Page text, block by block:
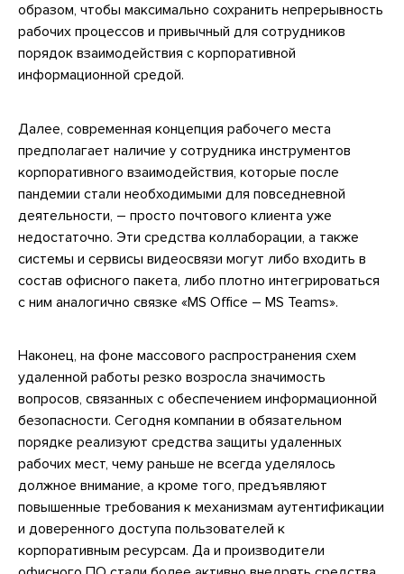
образом, чтобы максимально сохранить непрерывность
рабочих процессов и привычный для сотрудников
порядок взаимодействия с корпоративной
информационной средой.
Далее, современная концепция рабочего места
предполагает наличие у сотрудника инструментов
корпоративного взаимодействия, которые после
пандемии стали необходимыми для повседневной
деятельности, – просто почтового клиента уже
недостаточно. Эти средства коллаборации, а также
системы и сервисы видеосвязи могут либо входить в
состав офисного пакета, либо плотно интегрироваться
с ним аналогично связке «MS Office – MS Teams».
Наконец, на фоне массового распространения схем
удаленной работы резко возросла значимость
вопросов, связанных с обеспечением информационной
безопасности. Сегодня компании в обязательном
порядке реализуют средства защиты удаленных
рабочих мест, чему раньше не всегда уделялось
должное внимание, а кроме того, предъявляют
повышенные требования к механизмам аутентификации
и доверенного доступа пользователей к
корпоративным ресурсам. Да и производители